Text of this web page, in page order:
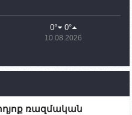
այսօր կմեկնի
0° 0°
10.08.2026
ռազմական